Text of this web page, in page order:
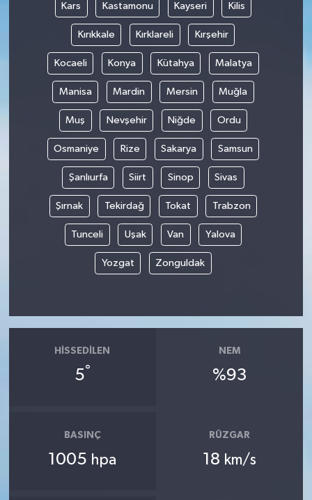
Kars Kastamonu Kayseri Kilis
Kırıkkale Kırklareli Kırşehir
Kocaeli Konya Kütahya Malatya
Manisa Mardin Mersin Muğla
Muş Nevşehir Niğde Ordu
Osmaniye Rize Sakarya Samsun
Şanlıurfa Siirt Sinop Sivas
Şırnak Tekirdağ Tokat Trabzon
Tunceli Uşak Van Yalova
Yozgat Zonguldak
HISSEDILEN
5°
NEM
%93
BASINÇ
1005 hpa
RÜZGAR
18 km/s